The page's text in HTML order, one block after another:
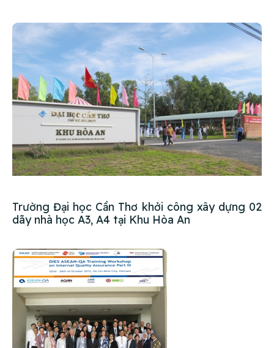
Trường Đại học Cần Thơ khởi công xây dựng 02
dãy nhà học A3, A4 tại Khu Hòa An